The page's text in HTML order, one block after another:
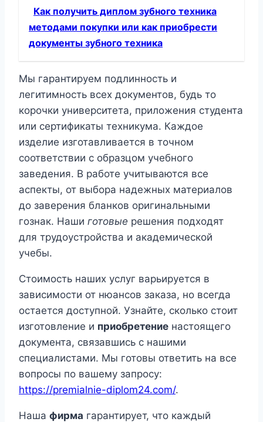
Как получить диплом зубного техника
методами покупки или как приобрести
документы зубного техника
Мы гарантируем подлинность и
легитимность всех документов, будь то
корочки университета, приложения студента
или сертификаты техникума. Каждое
изделие изготавливается в точном
соответствии с образцом учебного
заведения. В работе учитываются все
аспекты, от выбора надежных материалов
до заверения бланков оригинальными
гознак. Наши готовые решения подходят
для трудоустройства и академической
учебы.
Стоимость наших услуг варьируется в
зависимости от нюансов заказа, но всегда
остается доступной. Узнайте, сколько стоит
изготовление и приобретение настоящего
документа, связавшись с нашими
специалистами. Мы готовы ответить на все
вопросы по вашему запросу:
https://premialnie-diplom24.com/.
Наша фирма гарантирует, что каждый